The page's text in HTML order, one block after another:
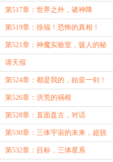
第517章：世界之外，诸神降
第519章：徐福！恐怖的真相！
第521章：神魔实验室，骇人的秘
密
请天假
第524章：都是我的，始皇一剑！
第526章：洪荒的祸根
第528章：直面盘古，对话
第530章：三体宇宙的未来，超脱
级科技文明
第532章：目标，三体星系